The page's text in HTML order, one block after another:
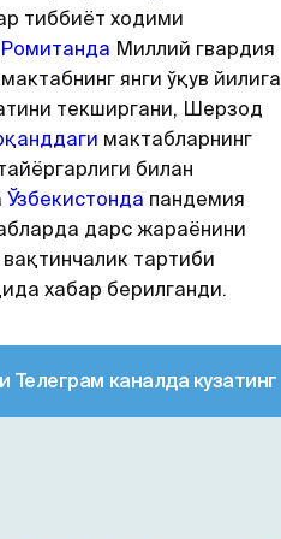
тиббиёт ходими
Ромитанда Миллий гвардия
янги ўқув йилига
текширгани, Шерзод
мактабларнинг
билан
Ўзбекистонда пандемия
дарс жараёнини
тартиби
хабар берилганди.
Телеграм каналда кузатинг